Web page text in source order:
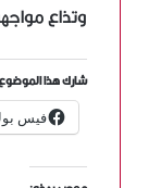
وتذاع
شارك هذا
فيس